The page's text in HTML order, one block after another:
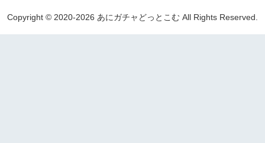
Copyright © 2020-2026 あにガチャどっとこむ All Rights Reserved.